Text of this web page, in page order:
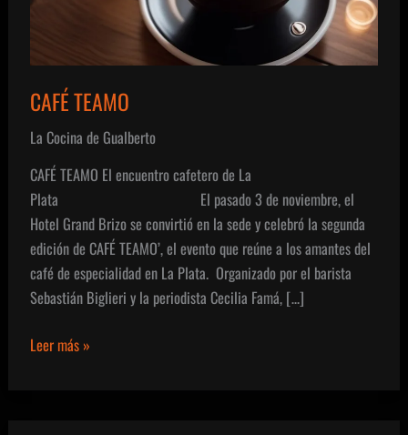
CAFÉ TEAMO
La Cocina de Gualberto
CAFÉ TEAMO El encuentro cafetero de La
Plata El pasado 3 de noviembre, el
Hotel Grand Brizo se convirtió en la sede y celebró la segunda
edición de CAFÉ TEAMO’, el evento que reúne a los amantes del
café de especialidad en La Plata. Organizado por el barista
Sebastián Biglieri y la periodista Cecilia Famá, […]
CAFÉ
Leer más »